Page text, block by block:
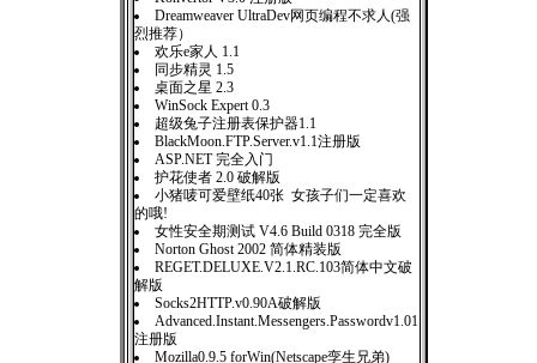
Dreamweaver UltraDev网页编程不求人(强
烈推荐）
欢乐e家人 1.1
同步精灵 1.5
桌面之星 2.3
WinSock Expert 0.3
超级兔子注册表保护器1.1
BlackMoon.FTP.Server.v1.1注册版
ASP.NET 完全入门
护花使者 2.0 破解版
小猪唛可爱壁纸40张 女孩子们一定喜欢
的哦!
女性安全期测试 V4.6 Build 0318 完全版
Norton Ghost 2002 简体精装版
REGET.DELUXE.V2.1.RC.103简体中文破
解版
Socks2HTTP.v0.90A破解版
Advanced.Instant.Messengers.Passwordv1.01
注册版
Mozilla0.9.5 forWin(Netscape孪生兄弟)